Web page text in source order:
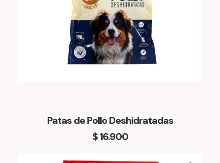
Patas de Pollo Deshidratadas
$16.900